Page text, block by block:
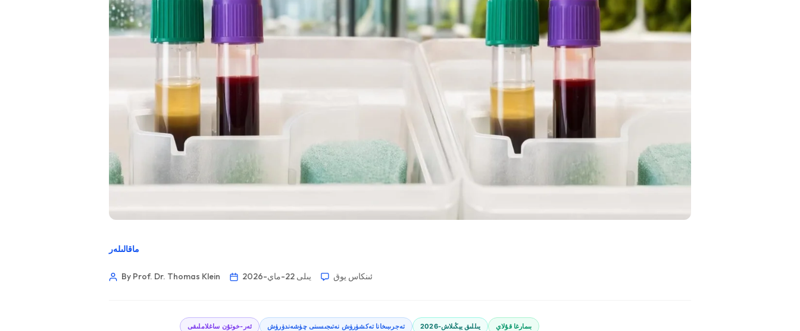
ماقالىلەر
By Prof. Dr. Thomas Klein 2026-يىلى 22-ماي ئىنكاس يوق
ئەر-خوتۇن ساغلاملىقى تەجرىبىخانا تەكشۈرۈش نەتىجىسىنى چۈشەندۈرۈش 2026-يىللىق يېڭىلاش بىمارغا قۇلاي